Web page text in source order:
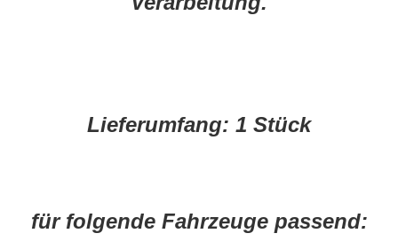
Lieferumfang: 1 Stück
für folgende Fahrzeuge passend: